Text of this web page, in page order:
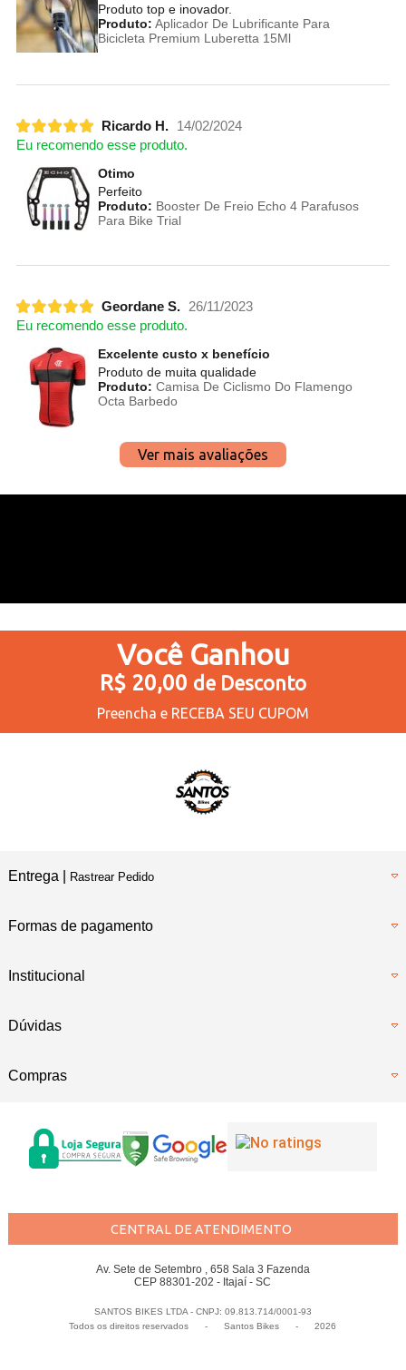
Produto top e inovador.
Produto: Aplicador De Lubrificante Para
Bicicleta Premium Luberetta 15Ml
Ricardo H.
14/02/2024
Eu recomendo esse produto.
Otimo
Perfeito
Produto: Booster De Freio Echo 4 Parafusos
Para Bike Trial
Geordane S.
26/11/2023
Eu recomendo esse produto.
Excelente custo x benefício
Produto de muita qualidade
Produto: Camisa De Ciclismo Do Flamengo
Octa Barbedo
Ver mais avaliações
Você Ganhou
R$ 20,00 de Desconto
Preencha e RECEBA SEU CUPOM
Entrega | Rastrear Pedido
Formas de pagamento
Institucional
Dúvidas
Compras
CENTRAL DE ATENDIMENTO
Av. Sete de Setembro , 658 Sala 3 Fazenda
CEP 88301-202 - Itajaí - SC
SANTOS BIKES LTDA - CNPJ: 09.813.714/0001-93
Todos os direitos reservados
- Santos Bikes - 2026